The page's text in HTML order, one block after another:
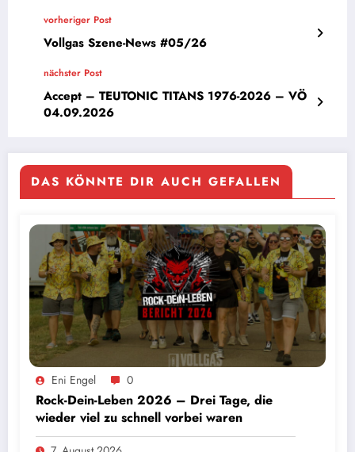
vorheriger Post
Vollgas Szene-News #05/26
nächster Post
Accept – TEUTONIC TITANS 1976-2026 – VÖ
04.09.2026
DAS KÖNNTE DIR AUCH GEFALLEN
Eni Engel 0
Rock-Dein-Leben 2026 – Drei Tage, die
wieder viel zu schnell vorbei waren